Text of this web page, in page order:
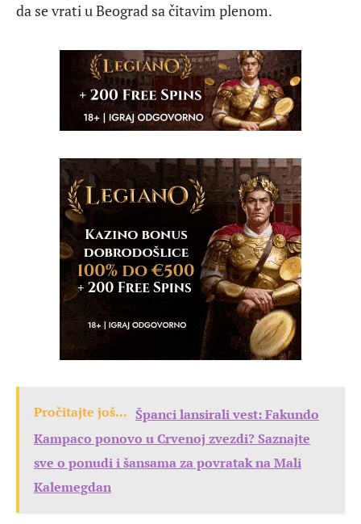
da se vrati u Beograd sa čitavim plenom.
Pročitajte još... Španci lansirali vest: Fakundo
Kampaco ponovo u Crvenoj zvezdi? Saznajte
sve o ponudi i šansama za povratak na Mali
Kalemegdan